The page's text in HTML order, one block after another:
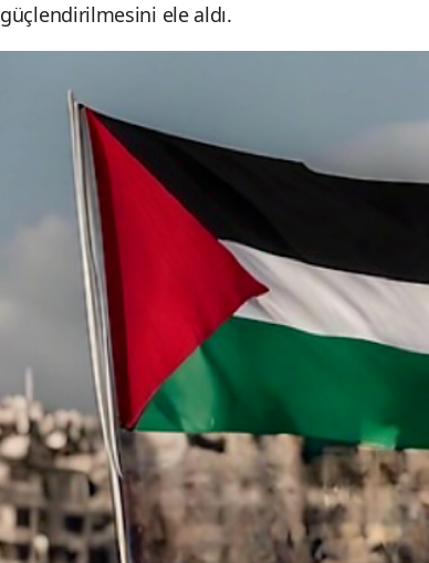
güçlendirilmesini ele aldı.